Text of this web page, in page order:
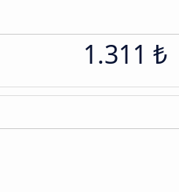
1.311 ₺